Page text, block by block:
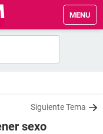
MENU
Siguiente Tema
sexo